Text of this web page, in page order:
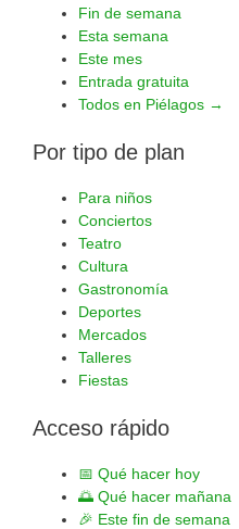
Fin de semana
Esta semana
Este mes
Entrada gratuita
Todos en Piélagos →
Por tipo de plan
Para niños
Conciertos
Teatro
Cultura
Gastronomía
Deportes
Mercados
Talleres
Fiestas
Acceso rápido
📅 Qué hacer hoy
🌅 Qué hacer mañana
🎉 Este fin de semana